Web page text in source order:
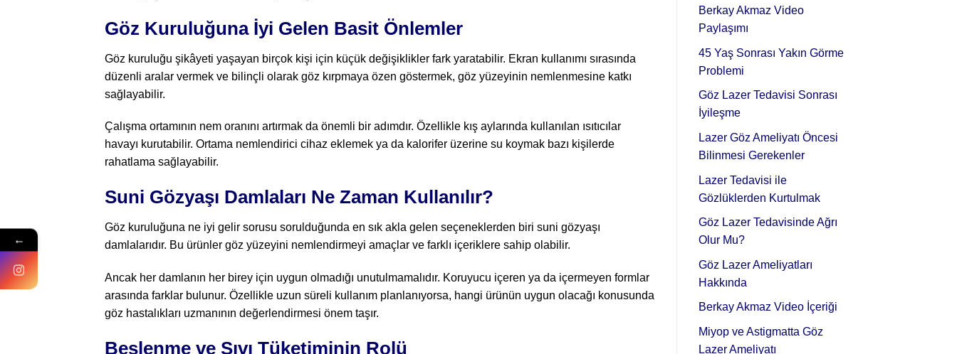
Göz Kuruluğuna İyi Gelen Basit Önlemler
Göz kuruluğu şikâyeti yaşayan birçok kişi için küçük değişiklikler fark yaratabilir. Ekran kullanımı sırasında
düzenli aralar vermek ve bilinçli olarak göz kırpmaya özen göstermek, göz yüzeyinin nemlenmesine katkı
sağlayabilir.
Çalışma ortamının nem oranını artırmak da önemli bir adımdır. Özellikle kış aylarında kullanılan ısıtıcılar
havayı kurutabilir. Ortama nemlendirici cihaz eklemek ya da kalorifer üzerine su koymak bazı kişilerde
rahatlama sağlayabilir.
Suni Gözyaşı Damlaları Ne Zaman Kullanılır?
Göz kuruluğuna ne iyi gelir sorusu sorulduğunda en sık akla gelen seçeneklerden biri suni gözyaşı
damlalarıdır. Bu ürünler göz yüzeyini nemlendirmeyi amaçlar ve farklı içeriklere sahip olabilir.
Ancak her damlanın her birey için uygun olmadığı unutulmamalıdır. Koruyucu içeren ya da içermeyen formlar
arasında farklar bulunur. Özellikle uzun süreli kullanım planlanıyorsa, hangi ürünün uygun olacağı konusunda
göz hastalıkları uzmanının değerlendirmesi önem taşır.
Beslenme ve Sıvı Tüketiminin Rolü
Berkay Akmaz Video
Paylaşımı
45 Yaş Sonrası Yakın Görme
Problemi
Göz Lazer Tedavisi Sonrası
İyileşme
Lazer Göz Ameliyatı Öncesi
Bilinmesi Gerekenler
Lazer Tedavisi ile
Gözlüklerden Kurtulmak
Göz Lazer Tedavisinde Ağrı
Olur Mu?
Göz Lazer Ameliyatları
Hakkında
Berkay Akmaz Video İçeriği
Miyop ve Astigmatta Göz
Lazer Ameliyatı
←